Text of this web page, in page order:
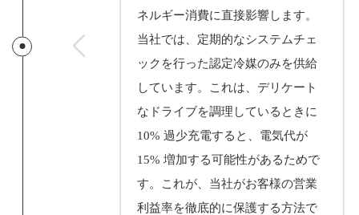
ネルギー消費に直接影響します。
当社では、定期的なシステムチェ
ックを行った認定冷媒のみを供給
しています。これは、デリケート
なドライブを調理しているときに
10% 過少充電すると、電気代が
15% 増加する可能性があるためで
す。これが、当社がお客様の営業
利益率を徹底的に保護する方法で